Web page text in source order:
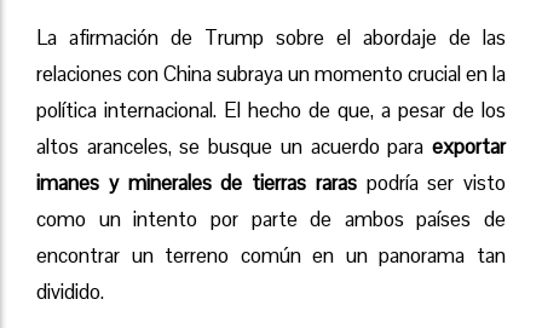
La afirmación de Trump sobre el abordaje de las
relaciones con China subraya un momento crucial en la
política internacional. El hecho de que, a pesar de los
altos aranceles, se busque un acuerdo para exportar
imanes y minerales de tierras raraspodría ser visto
como un intento por parte de ambos países de
encontrar un terreno común en un panorama tan
dividido.